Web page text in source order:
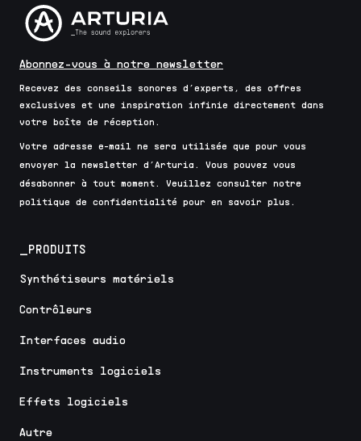
Abonnez-vous à notre newsletter
Recevez des conseils sonores d’experts, des offres
exclusives et une inspiration infinie directement dans
votre boîte de réception.
Votre adresse e-mail ne sera utilisée que pour vous
envoyer la newsletter d’Arturia. Vous pouvez vous
désabonner à tout moment. Veuillez consulter notre
politique de confidentialité pour en savoir plus.
_PRODUITS
Synthétiseurs matériels
Contrôleurs
Interfaces audio
Instruments logiciels
Effets logiciels
Autre